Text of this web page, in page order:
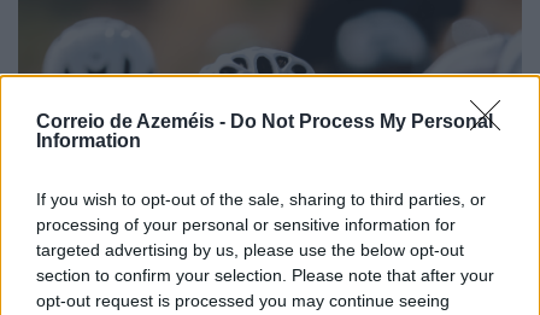
Correio de Azeméis - Do Not Process My Personal
Information
If you wish to opt-out of the sale, sharing to third parties, or
processing of your personal or sensitive information for
targeted advertising by us, please use the below opt-out
section to confirm your selection. Please note that after your
opt-out request is processed you may continue seeing